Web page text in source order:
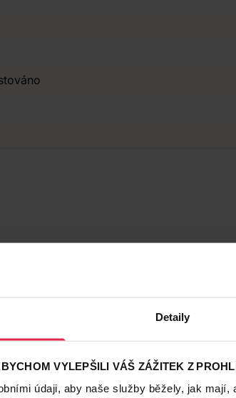
Detaily
VYLEPŠILI VÁŠ ZÁŽITEK Z
údaji, aby naše služby běžely, jak